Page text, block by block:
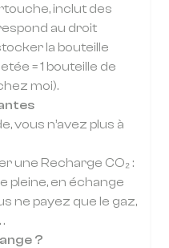
inclut des
au droit
la bouteille
= 1 bouteille de
moi).
vous n’avez plus à
une Recharge CO₂ :
pleine, en échange
ne payez que le gaz,
?